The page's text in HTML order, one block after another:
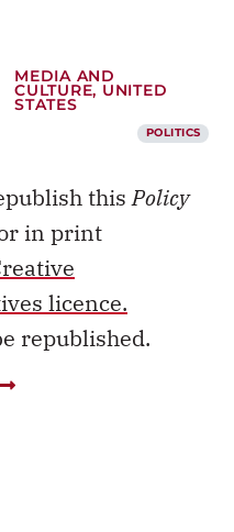
MEDIA AND
CULTURE, UNITED
STATES
POLITICS
thisPolicy
in print
licence.
republished.